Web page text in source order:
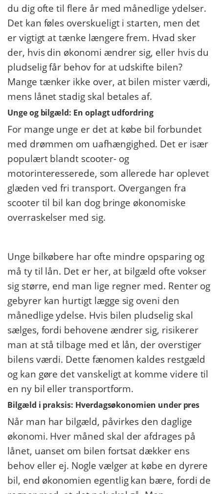
du dig ofte til flere år med månedlige ydelser.
Det kan føles overskueligt i starten, men det
er vigtigt at tænke længere frem. Hvad sker
der, hvis din økonomi ændrer sig, eller hvis du
pludselig får behov for at udskifte bilen?
Mange tænker ikke over, at bilen mister værdi,
mens lånet stadig skal betales af.
Unge og bilgæld: En oplagt udfordring
For mange unge er det at købe bil forbundet
med drømmen om uafhængighed. Det er især
populært blandt scooter- og
motorinteresserede, som allerede har oplevet
glæden ved fri transport. Overgangen fra
scooter til bil kan dog bringe økonomiske
overraskelser med sig.
Unge bilkøbere har ofte mindre opsparing og
må ty til lån. Det er her, at bilgæld ofte vokser
sig større, end man lige regner med. Renter og
gebyrer kan hurtigt lægge sig oveni den
månedlige ydelse. Hvis bilen pludselig skal
sælges, fordi behovene ændrer sig, risikerer
man at stå tilbage med et lån, der overstiger
bilens værdi. Dette fænomen kaldes restgæld
og kan gøre det vanskeligt at komme videre til
en ny bil eller transportform.
Bilgæld i praksis: Hverdagsøkonomien under pres
Når man har bilgæld, påvirkes den daglige
økonomi. Hver måned skal der afdrages på
lånet, uanset om bilen fortsat dækker ens
behov eller ej. Nogle vælger at købe en dyrere
bil, end økonomien egentlig kan bære, fordi de